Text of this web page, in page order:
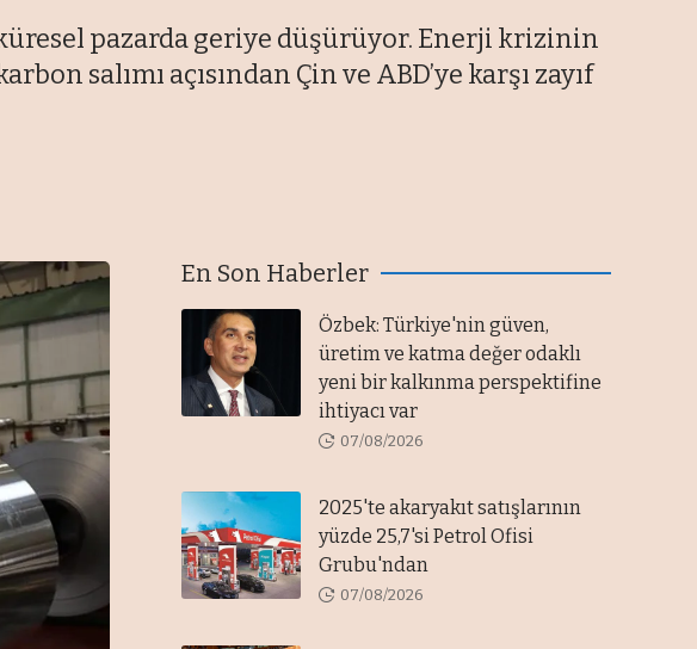
pazarda geriye düşürüyor. Enerji krizinin
salımı açısından Çin ve ABD’ye karşı zayıf
En Son Haberler
Özbek: Türkiye'nin güven,
üretim ve katma değer odaklı
yeni bir kalkınma perspektifine
ihtiyacı var
07/08/2026
2025'te akaryakıt satışlarının
yüzde 25,7'si Petrol Ofisi
Grubu'ndan
07/08/2026